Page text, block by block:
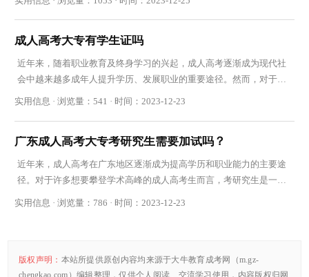
成人高考大专有学生证吗
近年来，随着职业教育及终身学习的兴起，成人高考逐渐成为现代社
会中越来越多成年人提升学历、发展职业的重要途径。然而，对于成
人高考的学历证书以及是否发放学生证的问题，
实用信息 · 浏览量：541 · 时间：2023-12-23
广东成人高考大专考研究生需要加试吗？
近年来，成人高考在广东地区逐渐成为提高学历和职业能力的主要途
径。对于许多想要攀登学术高峰的成人高考生而言，考研究生是一个
吸引人的选择。然而，有一个问题困扰着他们：
实用信息 · 浏览量：786 · 时间：2023-12-23
版权声明： 本站所提供原创内容均来源于大牛教育成考网（m.gz-